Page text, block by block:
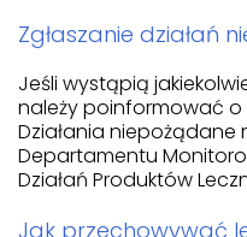
Zgłaszanie działań
Jeśli wystąpią
należy poinformować
Działania niepożądane
Departamentu
Działań Produktów
Jak przechowywać